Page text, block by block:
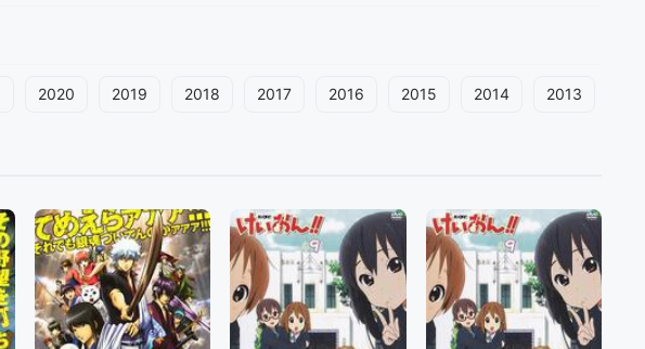
2020 2019 2018 2017 2016 2015 2014 2013